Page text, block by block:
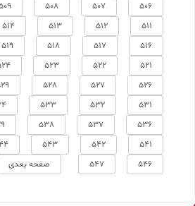
506
507
508
511
512
513
514
516
517
518
519
521
522
523
526
527
528
531
532
533
536
537
538
541
542
543
546
547 صفحه بعدی